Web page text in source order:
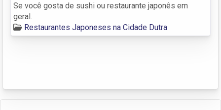
Se você gosta de sushi ou restaurante japonês em
geral.
Restaurantes Japoneses na Cidade Dutra